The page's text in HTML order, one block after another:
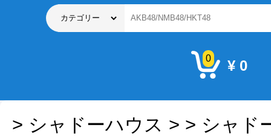
0 ¥ 0
> シャドーハウス > > シャド